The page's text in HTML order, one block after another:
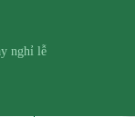
nghỉ lễ